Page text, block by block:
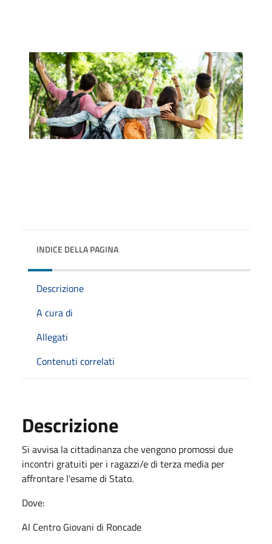
INDICE DELLA PAGINA
Descrizione
A cura di
Allegati
Contenuti correlati
Descrizione
Si avvisa la cittadinanza che vengono promossi due
incontri gratuiti per i ragazzi/e di terza media per
affrontare l'esame di Stato.
Dove:
Al Centro Giovani di Roncade